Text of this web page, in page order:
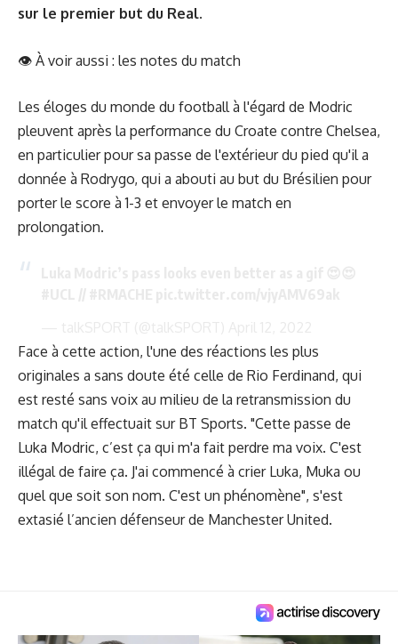
sur le premier but du Real.
👁 À voir aussi : les notes du match
Les éloges du monde du football à l'égard de Modric
pleuvent après la performance du Croate contre Chelsea,
en particulier pour sa passe de l'extérieur du pied qu'il a
donnée à Rodrygo, qui a abouti au but du Brésilien pour
porter le score à 1-3 et envoyer le match en
prolongation.
Face à cette action, l'une des réactions les plus
originales a sans doute été celle de Rio Ferdinand, qui
est resté sans voix au milieu de la retransmission du
match qu'il effectuait sur BT Sports. "Cette passe de
Luka Modric, c’est ça qui m'a fait perdre ma voix. C'est
illégal de faire ça. J'ai commencé à crier Luka, Muka ou
quel que soit son nom. C'est un phénomène", s'est
extasié l’ancien défenseur de Manchester United.